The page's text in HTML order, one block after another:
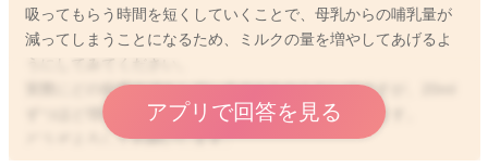
吸ってもらう時間を短くしていくことで、母乳からの哺乳量が
減ってしまうことになるため、ミルクの量を増やしてあげるよ
うにしてみてください。
実際にどの程度分泌をしているのかわからないのですが、20ml
ずつほど増やしていかれてみるのはどうかなと思います。
どうぞよろしくお願いします。
アプリで回答を見る